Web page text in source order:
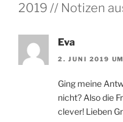
2019 // Notizen
Eva
2. JUNI 2019
Ging meine
nicht? Also die
clever! Lieben